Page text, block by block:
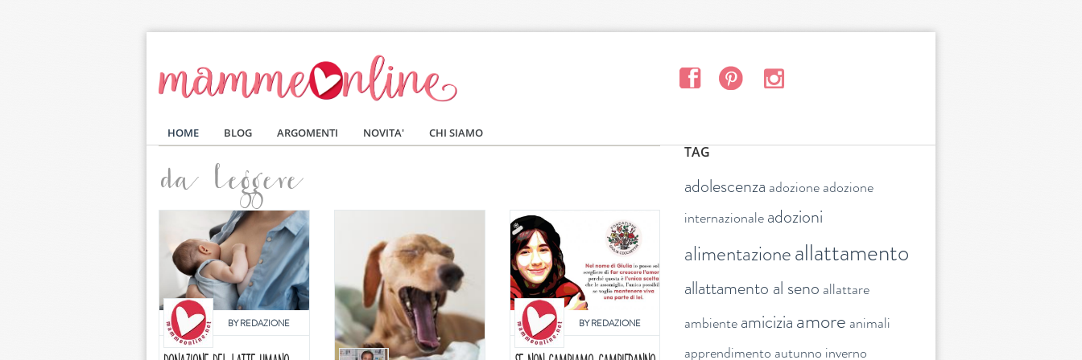
HOME BLOG ARGOMENTI NOVITA' CHI SIAMO
da leggere
BYREDAZIONE BYREDAZIONE
TAG
adolescenza adozioneadozione
internazionaleadozioni
alimentazioneallattamento
allattamento al seno allattare
ambienteamiciziaamore animali
apprendimento autunno inverno